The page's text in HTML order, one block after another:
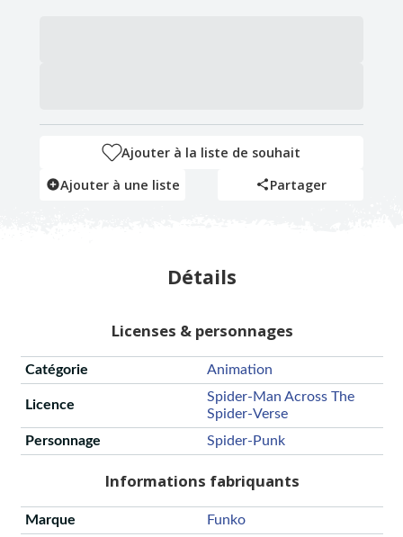
Ajouter à la liste de souhait
Ajouter à une liste
Partager
Détails
Licenses & personnages
Catégorie Animation
Licence
Spider-Man Across The
Spider-Verse
Personnage
Spider-Punk
Informations fabriquants
Marque Funko